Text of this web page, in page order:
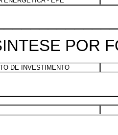
POR
DE INVESTIMENTO